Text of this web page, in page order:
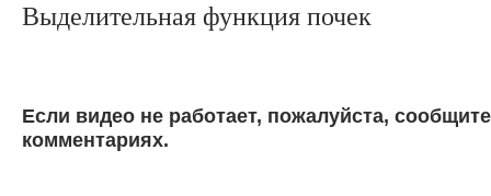
Выделительная функция почек
Eсли видео не работает, пожалуйста,
комментариях.